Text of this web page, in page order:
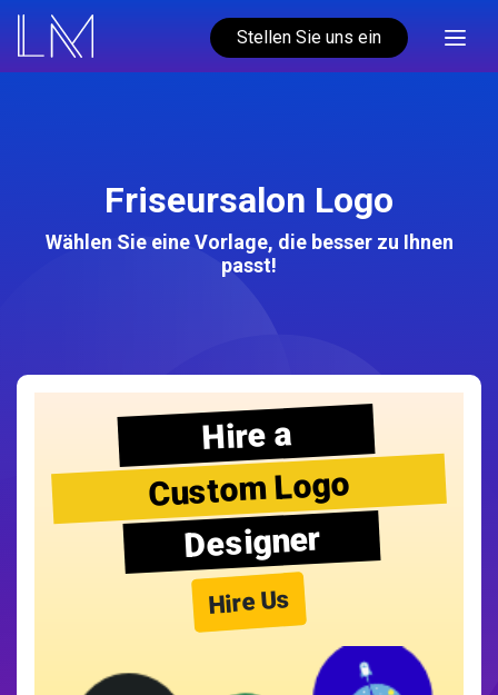
Stellen Sie uns ein
Friseursalon Logo
Wählen Sie eine Vorlage, die besser zu Ihnen
passt!
Hire a
Custom Logo
Designer
Hire Us